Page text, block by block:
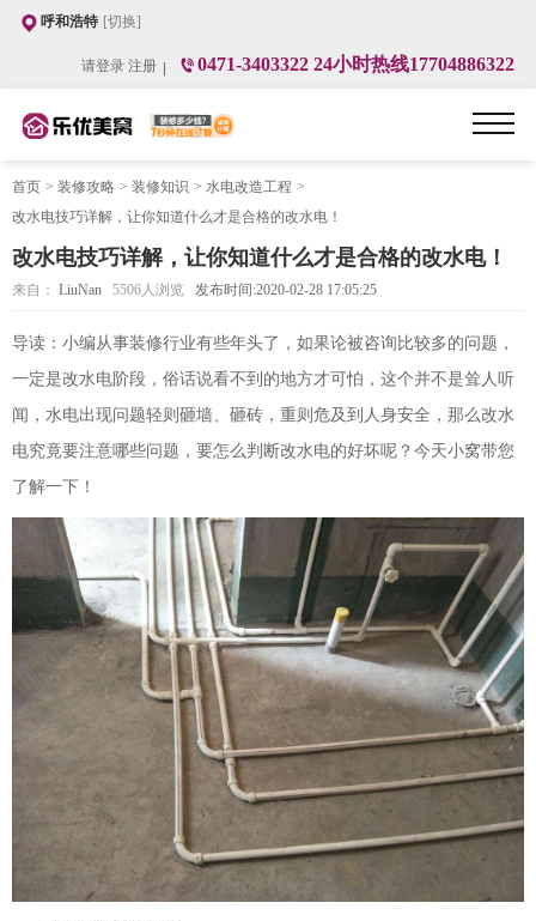
呼和浩特 [切换]
请登录 注册 0471-3403322 24小时热线17704886322
首页 > 装修攻略 > 装修知识 > 水电改造工程 >
改水电技巧详解，让你知道什么才是合格的改水电！
改水电技巧详解，让你知道什么才是合格的改水电！
来自： LiuNan 5506人浏览 发布时间:2020-02-28 17:05:25
导读：小编从事装修行业有些年头了，如果论被咨询比较多的问题，
一定是改水电阶段，俗话说看不到的地方才可怕，这个并不是耸人听
闻，水电出现问题轻则砸墙、砸砖，重则危及到人身安全，那么改水
电究竟要注意哪些问题，要怎么判断改水电的好坏呢？今天小窝带您
了解一下！